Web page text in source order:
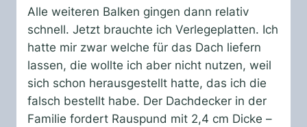
Alle weiteren Balken gingen dann relativ
schnell. Jetzt brauchte ich Verlegeplatten. Ich
hatte mir zwar welche für das Dach liefern
lassen, die wollte ich aber nicht nutzen, weil
sich schon herausgestellt hatte, das ich die
falsch bestellt habe. Der Dachdecker in der
Familie fordert Rauspund mit 2,4 cm Dicke –